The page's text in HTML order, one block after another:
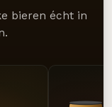
bieren écht in